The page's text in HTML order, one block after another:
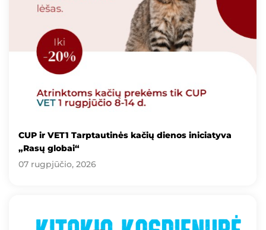
CUP ir VET1 Tarptautinės kačių dienos iniciatyva
„Rasų globai“
07 rugpjūčio, 2026